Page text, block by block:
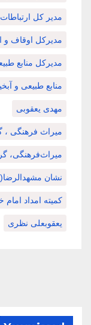
مدیر کل
مدیرکل اوقاف و
مدیرکل منابع
منابع طبیعی و
مهدی یعقوبی
میراث فرهنگی
میراث‌فرهنگی،
نشان
کمیته امداد
یعقوبعلی نظری